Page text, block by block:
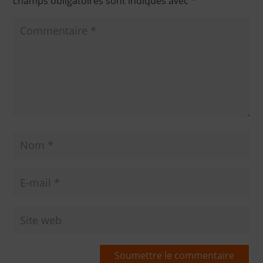
Soumettre le commentaire